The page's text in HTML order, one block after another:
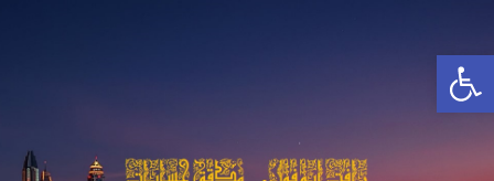
פתח סרגל נגישות
content